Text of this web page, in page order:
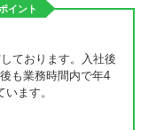
イント
ております。入社後
も業務時間内で年4
ます。